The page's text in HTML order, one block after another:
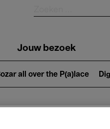
Jouw bezoek
all over the P(a)lace